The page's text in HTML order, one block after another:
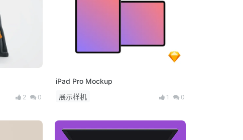
2 0
iPad Pro Mockup
展示样机
1 0